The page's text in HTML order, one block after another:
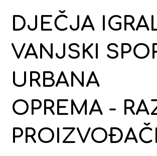
DJEČJA
VANJSKI
URBANA
OPREMA -
PROIZVOĐAČI